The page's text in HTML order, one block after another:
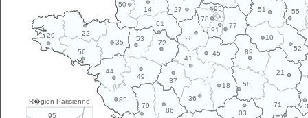
R�gion Parisienne
95
10
14
18
21
22
27
28
29
35
36
37
41
44
45
49
50
51
52
53
55
56
58
61
03
71
72
77
78
79
85
86
89
91
95